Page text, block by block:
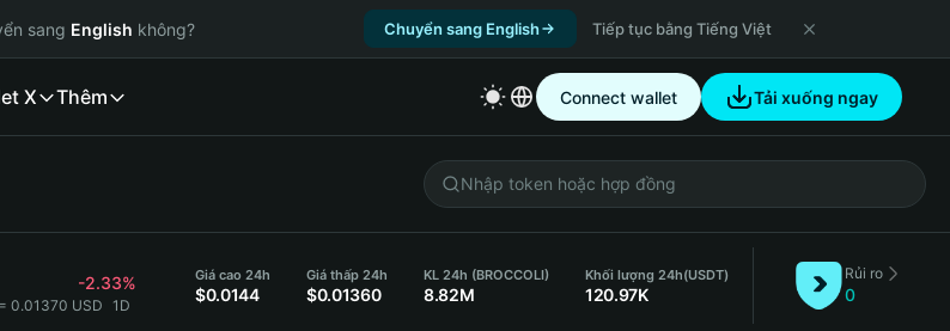
sang English không? Chuyển sang English Tiếp tục bằng Tiếng Việt
X Thêm Connect wallet Tải xuống ngay
-2.33%
0.01370 USD 1D
Giá cao 24h
$0.0144
Giá thấp 24h
$0.01360
KL 24h (BROCCOLI)
8.82M
Khối lượng 24h(USDT)
120.97K
Rủi ro
0